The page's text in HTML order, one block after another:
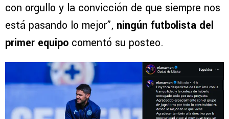
con orgullo y la convicción de que siempre nos
está pasando lo mejor”, ningún futbolista del
primer equipo comentó su posteo.